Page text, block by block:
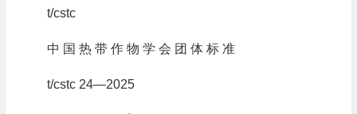
t/cstc
中 国 热 带 作 物 学 会 团 体 标 准
t/cstc 24—2025